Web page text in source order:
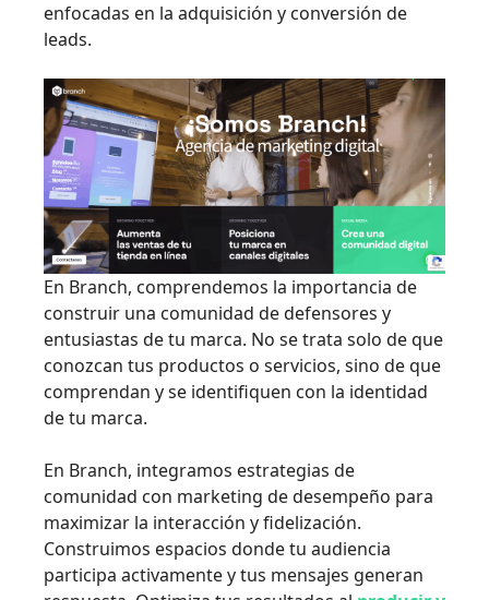
enfocadas en la adquisición y conversión de
leads.
En Branch, comprendemos la importancia de
construir una comunidad de defensores y
entusiastas de tu marca. No se trata solo de que
conozcan tus productos o servicios, sino de que
comprendan y se identifiquen con la identidad
de tu marca.
En Branch, integramos estrategias de
comunidad con marketing de desempeño para
maximizar la interacción y fidelización.
Construimos espacios donde tu audiencia
participa activamente y tus mensajes generan